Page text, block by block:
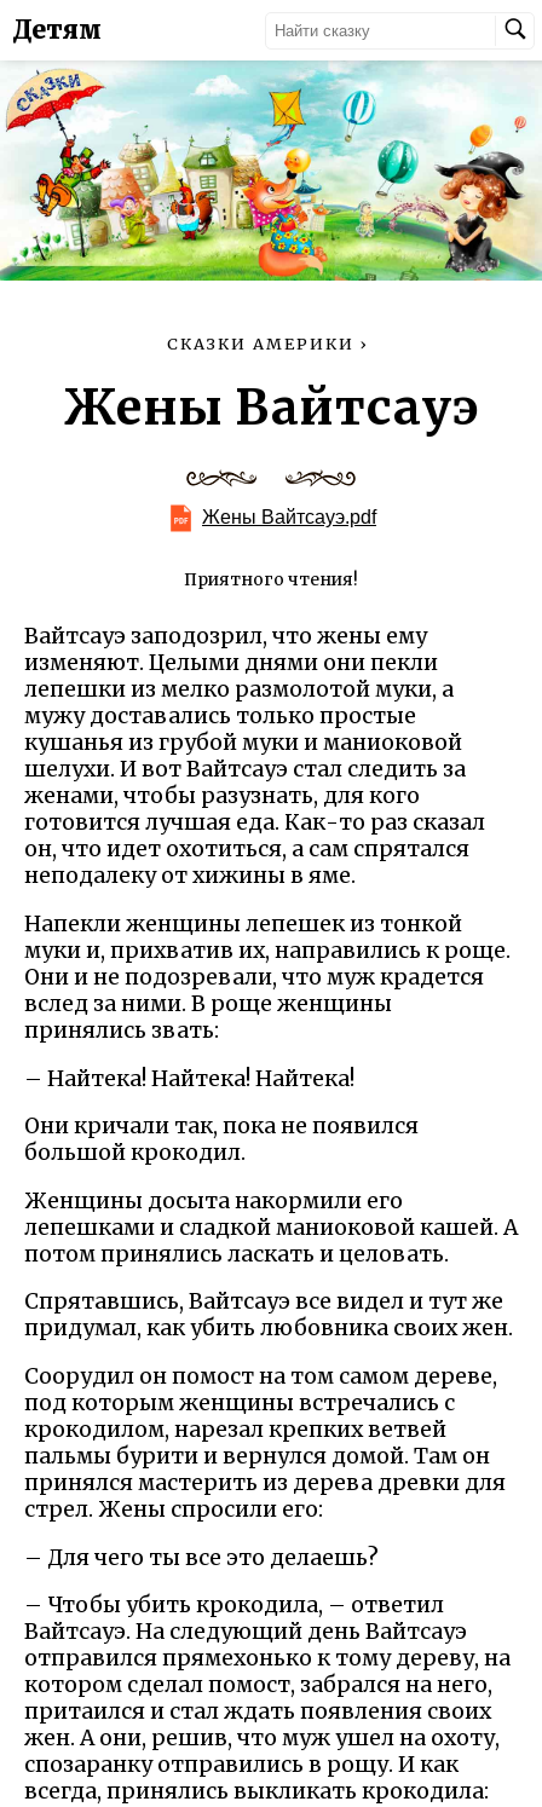
Детям
СКАЗКИ АМЕРИКИ ›
Жены Вайтсауэ
Жены Вайтсауэ.pdf
Приятного чтения!
Вайтсауэ заподозрил, что жены ему
изменяют. Целыми днями они пекли
лепешки из мелко размолотой муки, а
мужу доставались только простые
кушанья из грубой муки и маниоковой
шелухи. И вот Вайтсауэ стал следить за
женами, чтобы разузнать, для кого
готовится лучшая еда. Как-то раз сказал
он, что идет охотиться, а сам спрятался
неподалеку от хижины в яме.
Напекли женщины лепешек из тонкой
муки и, прихватив их, направились к роще.
Они и не подозревали, что муж крадется
вслед за ними. В роще женщины
принялись звать:
– Найтека! Найтека! Найтека!
Они кричали так, пока не появился
большой крокодил.
Женщины досыта накормили его
лепешками и сладкой маниоковой кашей. А
потом принялись ласкать и целовать.
Спрятавшись, Вайтсауэ все видел и тут же
придумал, как убить любовника своих жен.
Соорудил он помост на том самом дереве,
под которым женщины встречались с
крокодилом, нарезал крепких ветвей
пальмы бурити и вернулся домой. Там он
принялся мастерить из дерева древки для
стрел. Жены спросили его:
– Для чего ты все это делаешь?
– Чтобы убить крокодила, – ответил
Вайтсауэ. На следующий день Вайтсауэ
отправился прямехонько к тому дереву, на
котором сделал помост, забрался на него,
притаился и стал ждать появления своих
жен. А они, решив, что муж ушел на охоту,
спозаранку отправились в рощу. И как
всегда, принялись выкликать крокодила: